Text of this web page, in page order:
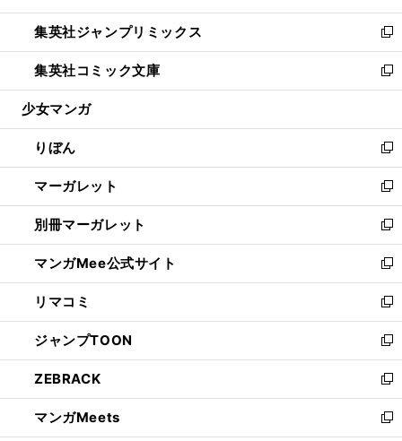
開
く
ウ
で
開
く
ン
ド
ウ
で
開
ウ
ィ
ン
ド
ウ
開
く
し
い
ウ
ィ
ン
ウ
で
開
く
集英社ジャンプリミックス
新
し
い
ウ
ン
ド
ウ
で
開
く
集英社コミック文庫
新
し
ウ
ィ
ン
ド
ウ
で
開
く
少女マンガ
りぼん
新
し
い
ウ
ィ
ン
ド
ウ
で
開
く
マーガレット
新
し
い
ウ
ィ
ン
ド
ウ
で
開
く
別冊マーガレット
新
し
い
ウ
ィ
ン
ド
ウ
で
開
く
マンガMee公式サイト
新
し
い
ウ
ィ
ン
ド
ウ
で
開
リマコミ
新
し
い
ウ
ィ
ン
ド
ウ
ジャンプTOON
新
し
い
ウ
ィ
ZEBRACK
新
し
い
マンガMeets
新